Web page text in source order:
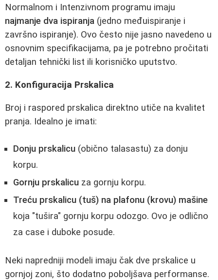
Normalnom i Intenzivnom programu imaju
najmanje dva ispiranja (jedno međuispiranje i
završno ispiranje). Ovo često nije jasno navedeno u
osnovnim specifikacijama, pa je potrebno pročitati
detaljan tehnički list ili korisničko uputstvo.
2. Konfiguracija Prskalica
Broj i raspored prskalica direktno utiče na kvalitet
pranja. Idealno je imati:
Donju prskalicu (obično talasastu) za donju
korpu.
Gornju prskalicu za gornju korpu.
Treću prskalicu (tuš) na plafonu (krovu) mašine
koja "tušira" gornju korpu odozgo. Ovo je odlično
za case i duboke posude.
Neki napredniji modeli imaju čak dve prskalice u
gornjoj zoni, što dodatno poboljšava performanse.